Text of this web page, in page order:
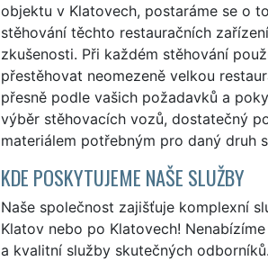
objektu v Klatovech, postaráme se o
stěhování těchto restauračních
zkušenosti. Při každém stěhování
přestěhovat neomezeně velkou
přesně podle vašich požadavků a
výběr stěhovacích vozů, dostatečný
materiálem potřebným pro daný druh
KDE POSKYTUJEME NAŠE SLUŽBY
Naše společnost zajišťuje komplexní
Klatov nebo po Klatovech!
a kvalitní služby skutečných